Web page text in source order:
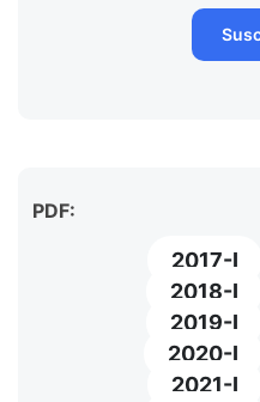
PDF:
2017-I
2018-I
2019-I
2020-I
2021-I